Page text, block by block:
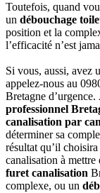
Toutefois, quand
un débouchage
position et la
l’efficacité n’est
Si vous, aussi, avez
appelez-nous au
Bretagne
professionnel
canalisation par
déterminer sa
résultat qu’il
canalisation à
furet canalisation
complexe, ou un